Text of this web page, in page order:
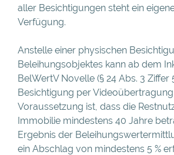
aller Besichtigungen steht ein
Verfügung.
Anstelle einer physischen
Beleihungsobjektes kann ab dem
BelWertV Novelle (§ 24 Abs. 3 Ziffer
Besichtigung per
Voraussetzung ist, dass die
Immobilie mindestens 40 Jahre
Ergebnis der
ein Abschlag von mindestens 5 %